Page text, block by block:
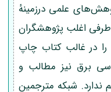
علمی درزمینهٔ
اغلب پژوهشگران
را در غالب کتاب چاپ
برق نیز مطالب و
شبکه مترجمین